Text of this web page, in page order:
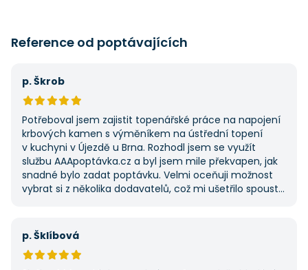
Reference od poptávajících
p. Škrob
Potřeboval jsem zajistit topenářské práce na napojení
krbových kamen s výměníkem na ústřední topení
v kuchyni v Újezdě u Brna. Rozhodl jsem se využít
službu AAApoptávka.cz a byl jsem mile překvapen, jak
snadné bylo zadat poptávku. Velmi oceňuji možnost
vybrat si z několika dodavatelů, což mi ušetřilo spoustu
potřebovat další řemeslné práce.
p. Šklíbová